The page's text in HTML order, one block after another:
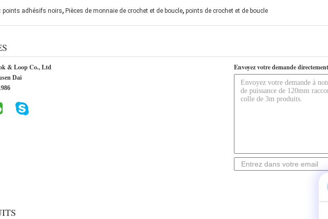
points adhésifs noirs, Pièces de monnaie de crochet et de boucle, points de crochet et de boucle
& Loop Co., Ltd
Dai
Envoyez votre demande